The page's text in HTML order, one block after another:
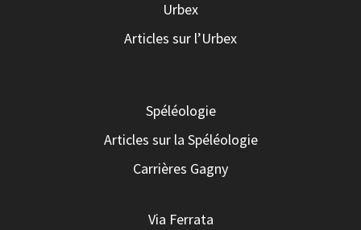
Urbex
Articles sur l’Urbex
Spéléologie
Articles sur la Spéléologie
Carrières Gagny
Via Ferrata